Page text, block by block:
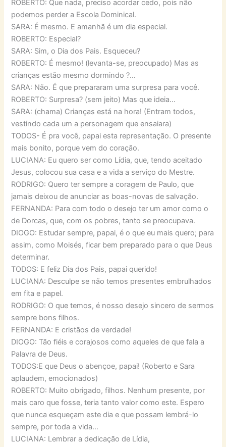
ROBERTO: Que nada, preciso acordar cedo, pois não
podemos perder a Escola Dominical.
SARA: É mesmo. E amanhã é um dia especial.
ROBERTO: Especial?
SARA: Sim, o Dia dos Pais. Esqueceu?
ROBERTO: É mesmo! (levanta-se, preocupado) Mas as
crianças estão mesmo dormindo ?…
SARA: Não. É que prepararam uma surpresa para você.
ROBERTO: Surpresa? (sem jeito) Mas que ideia…
SARA: (chama) Crianças está na hora! (Entram todos,
vestindo cada um a personagem que ensaiara)
TODOS- É pra você, papai esta representação. O presente
mais bonito, porque vem do coração.
LUCIANA: Eu quero ser como Lídia, que, tendo aceitado
Jesus, colocou sua casa e a vida a serviço do Mestre.
RODRIGO: Quero ter sempre a coragem de Paulo, que
jamais deixou de anunciar as boas-novas de salvação.
FERNANDA: Para com todo o desejo ter um amor como o
de Dorcas, que, com os pobres, tanto se preocupava.
DIOGO: Estudar sempre, papai, é o que eu mais quero; para
assim, como Moisés, ficar bem preparado para o que Deus
determinar.
TODOS: E feliz Dia dos Pais, papai querido!
LUCIANA: Desculpe se não temos presentes embrulhados
em fita e papel.
RODRIGO: O que temos, é nosso desejo sincero de sermos
sempre bons filhos.
FERNANDA: E cristãos de verdade!
DIOGO: Tão fiéis e corajosos como aqueles de que fala a
Palavra de Deus.
TODOS:E que Deus o abençoe, papai! (Roberto e Sara
aplaudem, emocionados)
ROBERTO: Muito obrigado, filhos. Nenhum presente, por
mais caro que fosse, teria tanto valor como este. Espero
que nunca esqueçam este dia e que possam lembrá-lo
sempre, por toda a vida…
LUCIANA: Lembrar a dedicação de Lídia,